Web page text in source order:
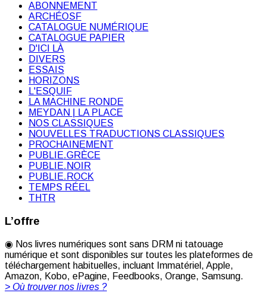
ABONNEMENT
ARCHÉOSF
CATALOGUE NUMÉRIQUE
CATALOGUE PAPIER
D'ICI LÀ
DIVERS
ESSAIS
HORIZONS
L'ESQUIF
LA MACHINE RONDE
MEYDAN | LA PLACE
NOS CLASSIQUES
NOUVELLES TRADUCTIONS CLASSIQUES
PROCHAINEMENT
PUBLIE.GRÈCE
PUBLIE.NOIR
PUBLIE.ROCK
TEMPS RÉEL
THTR
L’offre
◉ Nos livres numériques sont sans DRM ni tatouage
numérique et sont disponibles sur toutes les plateformes de
téléchargement habituelles, incluant Immatériel, Apple,
Amazon, Kobo, ePagine, Feedbooks, Orange, Samsung.
> Où trouver nos livres ?